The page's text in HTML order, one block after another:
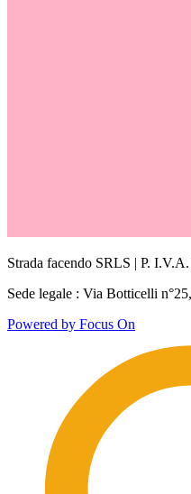
Strada facendo SRLS | P.
Sede legale : Via Botticelli
Powered by Focus On